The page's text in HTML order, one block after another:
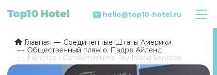
hello@top10-hotel.ru
Главная
Соединенные Штаты Америки
Общественный пляж о. Падре Айленд
Florence I Condominiums - by Island Services